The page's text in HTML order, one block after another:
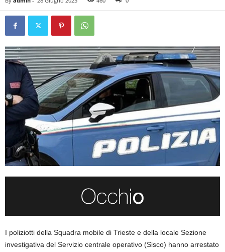
I poliziotti della Squadra mobile di Trieste e della locale Sezione
investigativa del Servizio centrale operativo (Sisco) hanno arrestato